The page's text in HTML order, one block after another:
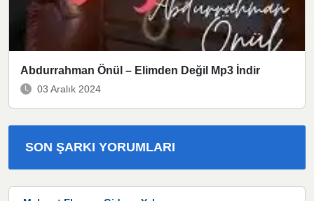
Abdurrahman Önül – Elimden Değil Mp3 İndir
03 Aralık 2024
SON ŞARKI YORUMLARI